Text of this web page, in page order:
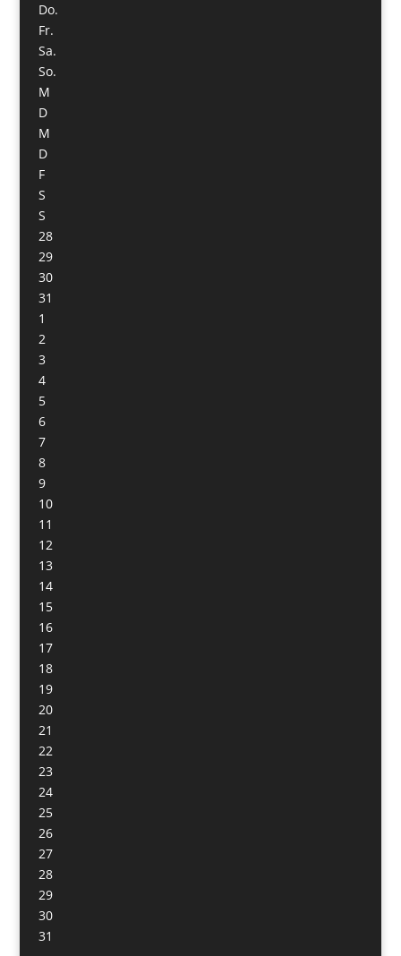
Do.
Fr.
Sa.
So.
M
D
M
D
F
S
S
28
29
30
31
1
2
3
4
5
6
7
8
9
10
11
12
13
14
15
16
17
18
19
20
21
22
23
24
25
26
27
28
29
30
31